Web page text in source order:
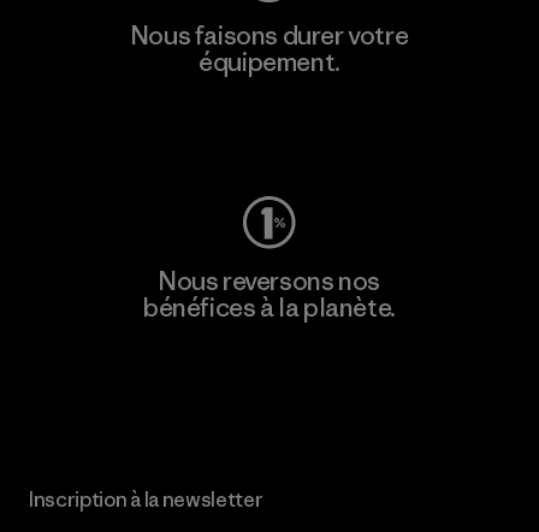
Nous faisons durer votre
équipement.
Nous reversons nos
bénéfices à la planète.
Inscription à la newsletter